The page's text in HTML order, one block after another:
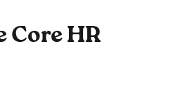
Core HR